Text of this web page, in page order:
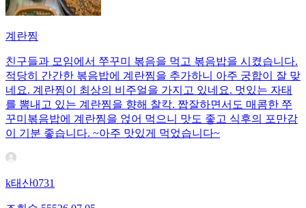
계란찜
친구들과 모임에서 쭈꾸미 볶음을 먹고 볶음밥을 시켰습니다.
적당히 간간한 볶음밥에 계란찜을 추가하니 아주 궁합이 잘 맞
네요. 계란찜이 최상의 비주얼을 가지고 있네요. 멋있는 자태
를 뽐내고 있는 계란찜을 향해 찰칵. 짭잘하면서도 매콤한 쭈
꾸미볶음밥에 계란찜을 얹어 먹으니 맛도 좋고 식후의 포만감
이 기분 좋습니다. ~아주 맛있게 먹었습니다~
k태산0731